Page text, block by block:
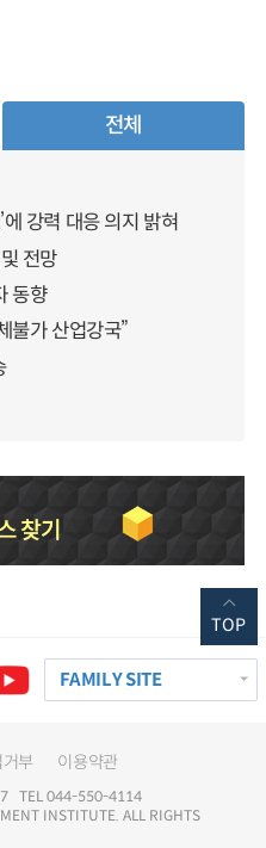
전체
강력 대응 의지 밝혀
전망
동향
불가 산업강국”
FAMILY SITE
부 이용약관
TEL 044-550-4114
INSTITUTE. ALL RIGHTS
TOP